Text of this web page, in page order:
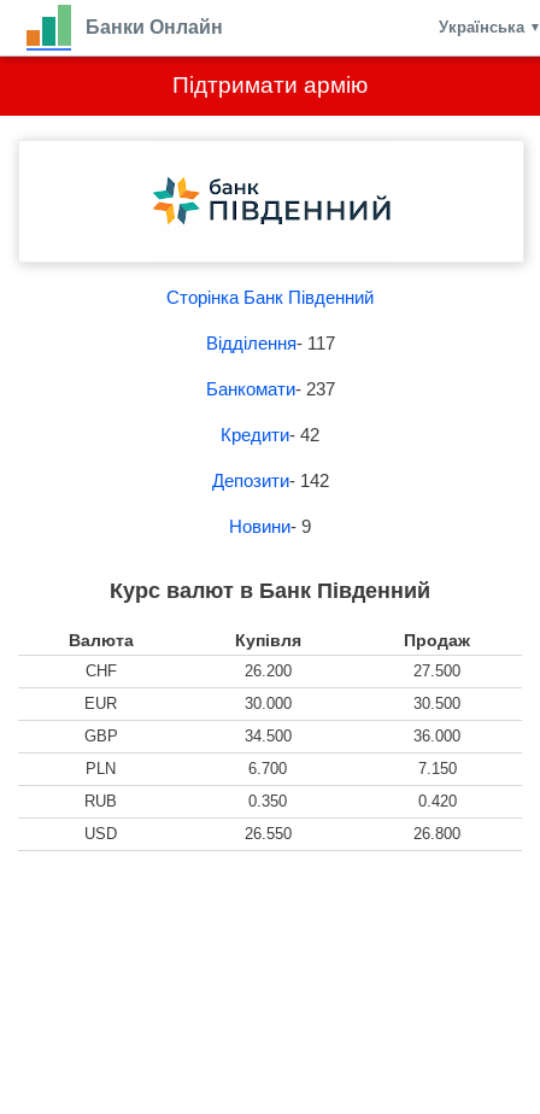
Підтримати армію
Банки Онлайн Українська ▼
Сторінка Банк Південний
Відділення- 117
Банкомати- 237
Кредити- 42
Депозити- 142
Новини- 9
Курс валют в Банк Південний
Валюта Купівля Продаж
CHF 26.200
27.500
EUR
30.000
30.500
GBP
34.500
36.000
PLN
6.700
7.150
RUB
0.350
0.420
USD
26.550 26.800